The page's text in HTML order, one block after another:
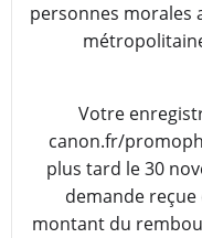
personnes morales
Votre
canon.fr/
plus tard le 30
demande reçue
montant du